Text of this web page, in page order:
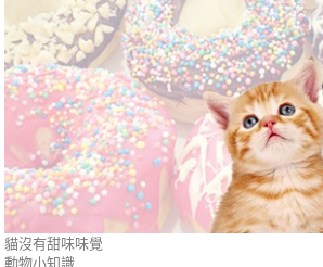
貓沒有甜味味覺
動物小知識